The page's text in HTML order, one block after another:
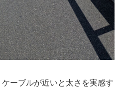
ーブルが近いと太さを実感す